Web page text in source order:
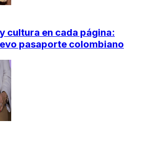
cultura en cada página:
pasaporte colombiano